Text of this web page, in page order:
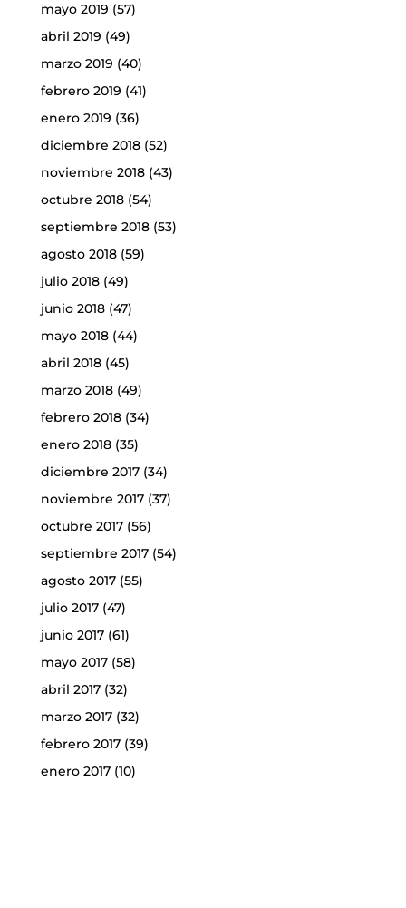
mayo 2019 (57)
abril 2019 (49)
marzo 2019 (40)
febrero 2019 (41)
enero 2019 (36)
diciembre 2018(52)
noviembre 2018(43)
octubre 2018(54)
septiembre 2018(53)
agosto 2018(59)
julio 2018(49)
junio 2018(47)
mayo 2018(44)
abril 2018(45)
marzo 2018(49)
febrero 2018(34)
enero 2018(35)
diciembre 2017(34)
noviembre 2017(37)
octubre 2017(56)
septiembre 2017(54)
agosto 2017(55)
julio 2017(47)
junio 2017(61)
mayo 2017(58)
abril 2017(32)
marzo 2017(32)
febrero 2017(39)
enero 2017(10)